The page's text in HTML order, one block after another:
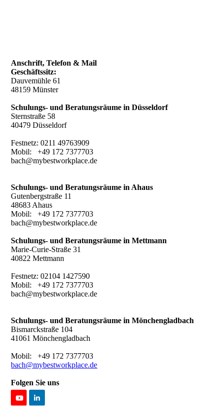
Anschrift, Telefon & Mail
Geschäftssitz:
Dauvemühle 61
48159 Münster
Schulungs- und Beratungsräume in Düsseldorf
Sternstraße 58
40479 Düsseldorf
Festnetz: 0211 49763909
Mobil: +49 172 7377703
bach@mybestworkplace.de
Schulungs- und Beratungsräume in Ahaus
Gutenbergstraße 11
48683 Ahaus
Mobil: +49 172 7377703
bach@mybestworkplace.de
Schulungs- und Beratungsräume in Mettmann
Marie-Curie-Straße 31
40822 Mettmann
Festnetz: 02104 1427590
Mobil: +49 172 7377703
bach@mybestworkplace.de
Schulungs- und Beratungsräume inMönchengladbach
Bismarckstraße 104
41061 Mönchengladbach
Mobil: +49 172 7377703
bach@mybestworkplace.de
Folgen Sie uns